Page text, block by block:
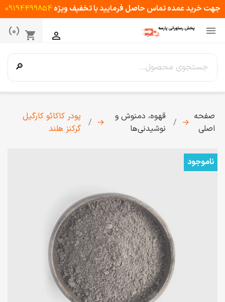
جهت خرید عمده تماس حاصل فرمایید با تخفیف ویژه09194499854

shopping_cart
(0) 
🔎
صفحه
اصلی
→
قهوه، دمنوش و
نوشیدنی‌ها
→
پودر کاکائو کارگیل
گرکنز هلند
ناموجود